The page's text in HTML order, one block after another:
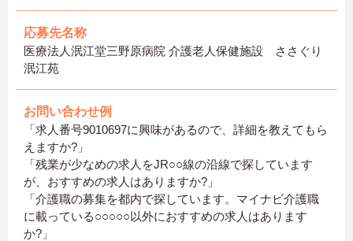
応募先名称
医療法人泯江堂三野原病院 介護老人保健施設 ささぐり
泯江苑
お問い合わせ例
「求人番号9010697に興味があるので、詳細を教えてもら
えますか?」
「残業が少なめの求人をJR○○線の沿線で探しています
が、おすすめの求人はありますか?」
「介護職の募集を都内で探しています。マイナビ介護職
に載っている○○○○○以外におすすめの求人はあります
か?」